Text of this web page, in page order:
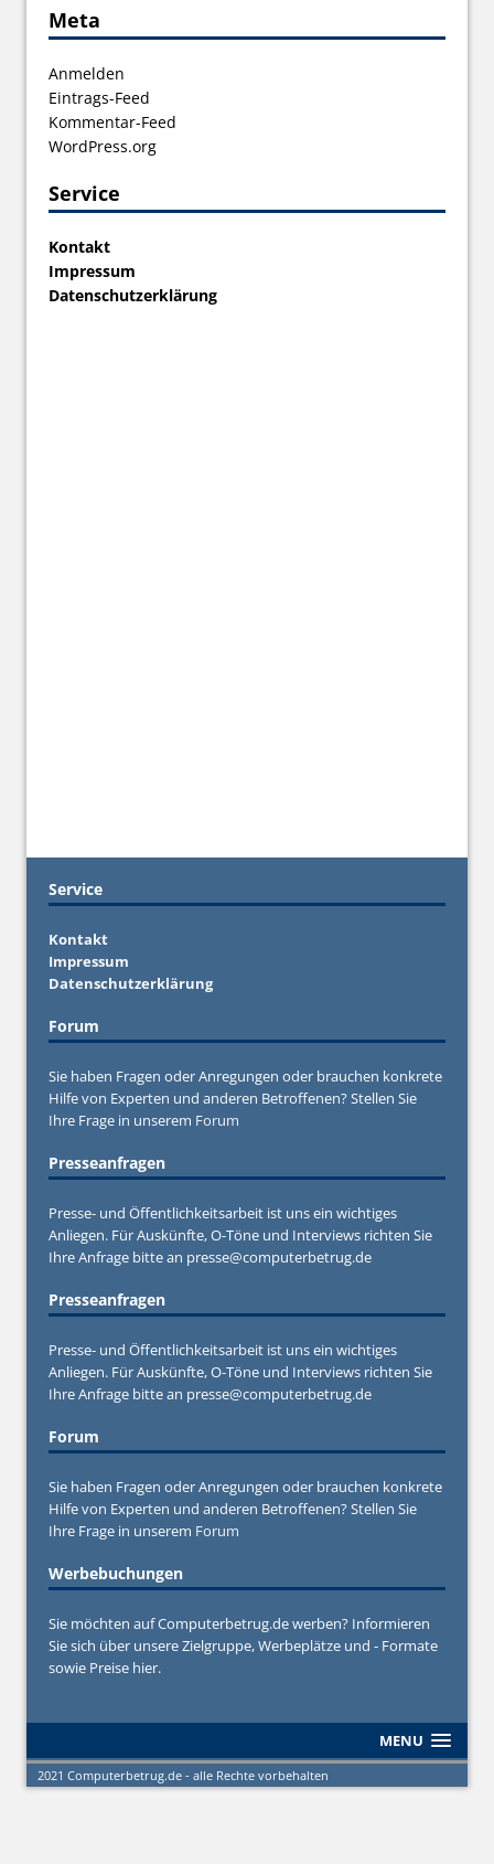
Meta
Anmelden
Eintrags-Feed
Kommentar-Feed
WordPress.org
Service
Kontakt
Impressum
Datenschutzerklärung
Service
Kontakt
Impressum
Datenschutzerklärung
Forum
Sie haben Fragen oder Anregungen oder brauchen konkrete
Hilfe von Experten und anderen Betroffenen? Stellen Sie
Ihre Frage in unserem Forum
Presseanfragen
Presse- und Öffentlichkeitsarbeit ist uns ein wichtiges
Anliegen. Für Auskünfte, O-Töne und Interviews richten Sie
Ihre Anfrage bitte an presse@computerbetrug.de
Presseanfragen
Presse- und Öffentlichkeitsarbeit ist uns ein wichtiges
Anliegen. Für Auskünfte, O-Töne und Interviews richten Sie
Ihre Anfrage bitte an presse@computerbetrug.de
Forum
Sie haben Fragen oder Anregungen oder brauchen konkrete
Hilfe von Experten und anderen Betroffenen? Stellen Sie
Ihre Frage in unserem Forum
Werbebuchungen
Sie möchten auf Computerbetrug.de werben? Informieren
Sie sich über unsere Zielgruppe, Werbeplätze und - Formate
sowie Preise hier.
MENU
2021 Computerbetrug.de - alle Rechte vorbehalten